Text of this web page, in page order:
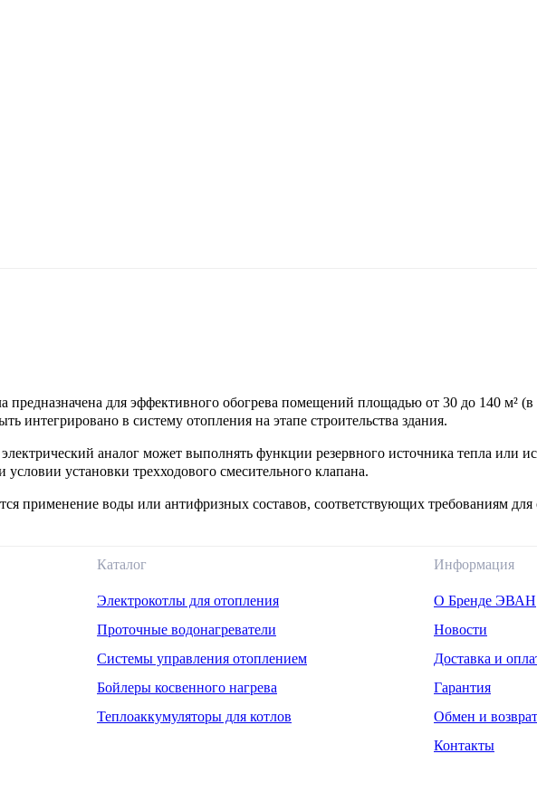
предназначена для эффективного обогрева помещений площадью от 30 до 140 м²
интегрировано в систему отопления на этапе строительства здания.
аналог может выполнять функции резервного источника тепла или
установки трехходового смесительного клапана.
применение воды или антифризных составов, соответствующих требованиям для
Каталог
Электрокотлы для отопления
Проточные водонагреватели
Системы управления отоплением
Бойлеры косвенного нагрева
Теплоаккумуляторы для котлов
Информация
О Бренде ЭВАН
Новости
Доставка и
Гарантия
Обмен и возврат
Контакты